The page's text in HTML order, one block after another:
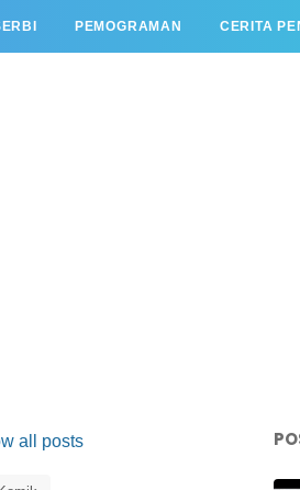
PEMOGRAMAN CERITA
all posts